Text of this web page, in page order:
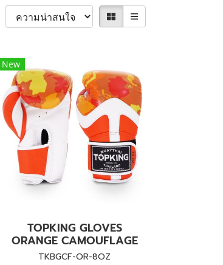
New
TOPKING GLOVES
ORANGE CAMOUFLAGE
TKBGCF-OR-8OZ